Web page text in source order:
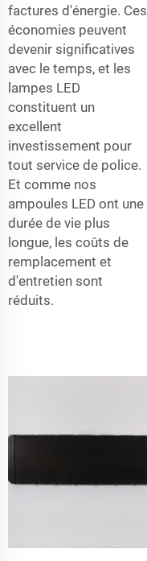
factures d'énergie. Ces
économies peuvent
devenir significatives
avec le temps, et les
lampes LED
constituent un
excellent
investissement pour
tout service de police.
Et comme nos
ampoules LED ont une
durée de vie plus
longue, les coûts de
remplacement et
d'entretien sont
réduits.